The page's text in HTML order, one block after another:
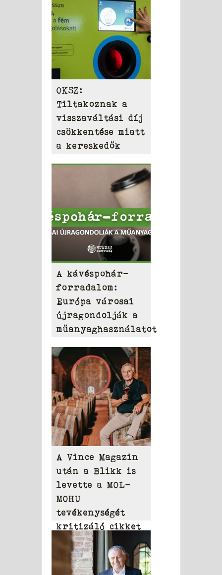
OKSZ:
Tiltakoznak a
visszaváltási díj
csökkentése miatt
a kereskedők
A kávéspohár-
forradalom:
Európa városai
újragondolják a
műanyaghasználatot
A Vince Magazin
után a Blikk is
levette a MOL-
MOHU
tevékenységét
kritizáló cikket